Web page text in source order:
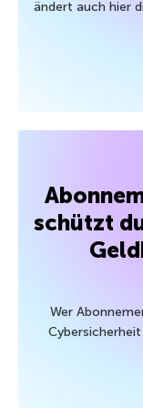
ändert auch hier
schützt
Wer